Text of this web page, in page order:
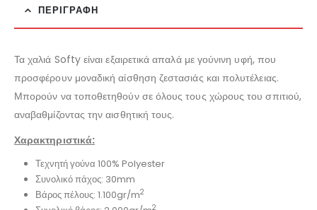
ΠΕΡΙΓΡΑΦΉ
Τα χαλιά Softy είναι εξαιρετικά απαλά με γούνινη υφή, που
προσφέρουν μοναδική αίσθηση ζεστασιάς και πολυτέλειας.
Μπορούν να τοποθετηθούν σε όλους τους χώρους του σπιτιού,
αναβαθμίζοντας την αισθητική τους.
Χαρακτηριστικά:
Τεχνητή γούνα 100% Polyester
Συνολικό πάχος: 30mm
Βάρος πέλους: 1.100gr/m2
2